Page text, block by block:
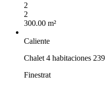
2
2
300.00 m²
Caliente
Chalet 4 habitaciones
Finestrat